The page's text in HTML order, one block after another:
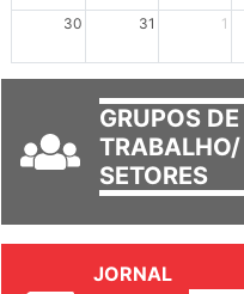
30 31 1
GRUPOS DE
TRABALHO/
SETORES
JORNAL